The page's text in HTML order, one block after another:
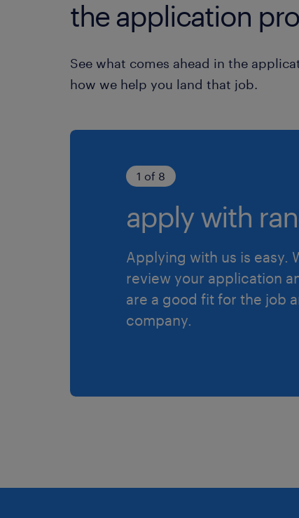
the application
See what comes ahead in the
how we help you land that job.
1 of 8
apply with
Applying with us is easy.
review your application
are a good fit for the job
company.